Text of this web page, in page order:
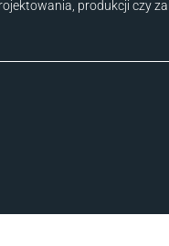
produkcji czy